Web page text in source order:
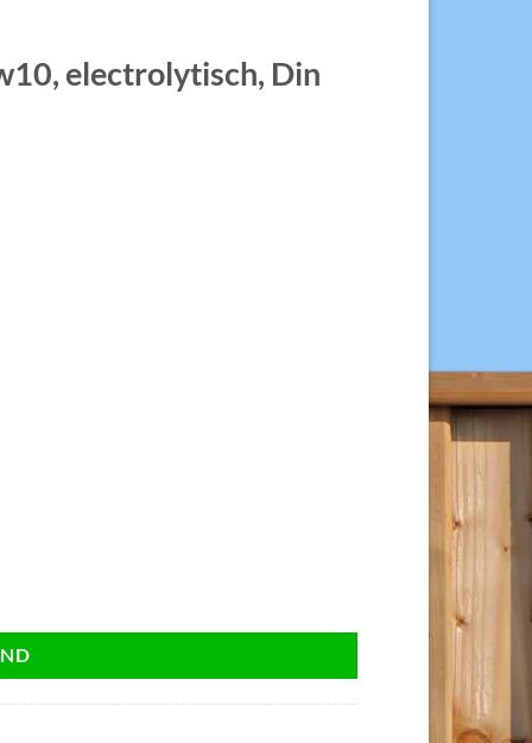
electrolytisch, Din